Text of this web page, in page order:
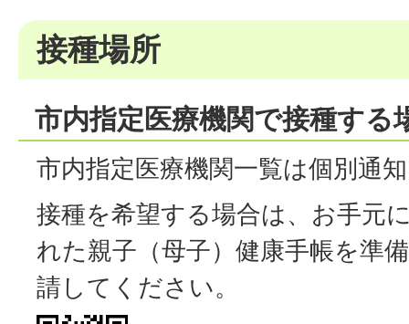
接種場所
市内指定医療機関で接種する
市内指定医療機関一覧は個別通
接種を希望する場合は、お手元
れた親子（母子）健康手帳を準
請してください。